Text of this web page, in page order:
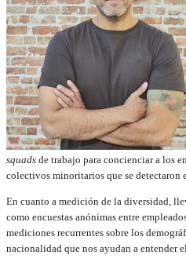
squads de trabajo para concienciar a los
colectivos minoritarios que se detectaron
En cuanto a medición de la diversidad,
como encuestas anónimas entre
mediciones recurrentes sobre los
nacionalidad que nos ayudan a entender